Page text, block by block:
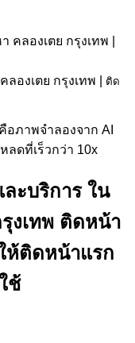
องเตย กรุงเทพ
ติด
ภาพจำลองจาก AI
ลดที่เร็วกว่า 10x
ะบริการ ใน
งเทพ ติดหน้า
ห้ติดหน้าแรก
ช้